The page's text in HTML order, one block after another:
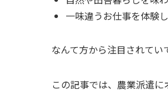
一味違うお仕事を体験
なんて方から注目されてい
この記事では、 農業派遣に